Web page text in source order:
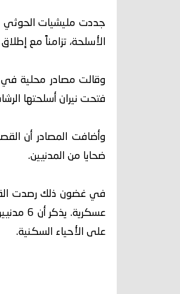
الأسلحة، تزامناً مع
وقالت مصادر محلية في
فتحت نيران أسلحتها
وأضافت المصادر أن
ضحايا من المدنيين.
على الأحياء السكنية.